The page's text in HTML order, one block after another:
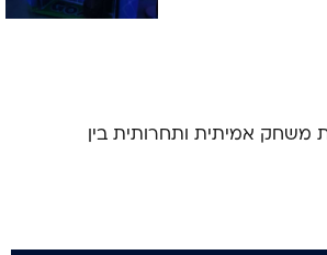
משחק אמיתית ותחרותית בין